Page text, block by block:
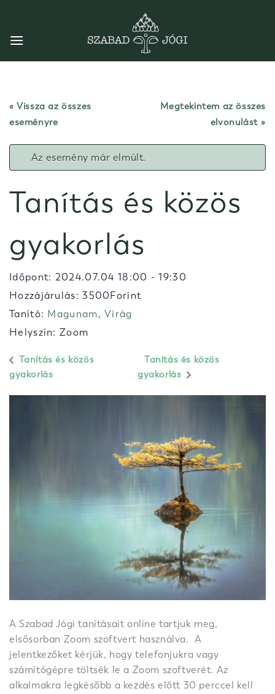
content
« Vissza az összes
eseményre
Megtekintem az összes
elvonulást
Az esemény már elmúlt.
Tanítás és közös
gyakorlás
Időpont: 2024.07.04 18:00 -19:30
Hozzájárulás: 3500Forint
Tanító: Magunam,Virág
Helyszín: Zoom
Tanítás és közös
gyakorlás
Tanítás és közös
gyakorlás
A Szabad Jógi tanításait online tartjuk meg,
elsősorban Zoom szoftvert használva. A
jelentkezőket kérjük, hogy telefonjukra vagy
számítógépre töltsék le a Zoom szoftverét. Az
alkalmakra legkésőbb a kezdés előtt 30 perccel kell